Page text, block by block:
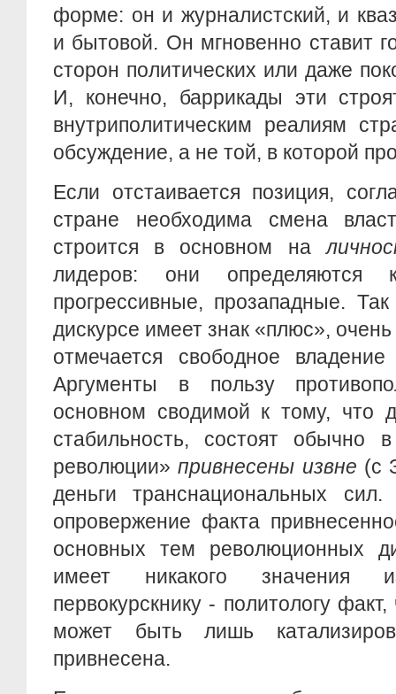
форме: он и журналистский, и
и бытовой. Он мгновенно ставит
сторон политических или даже
И, конечно, баррикады эти
внутриполитическим реалиям
обсуждение, а не той, в которой
Если отстаивается позиция,
стране необходима смена
строится в основном на
лидеров: они определяются
прогрессивные, прозападные.
дискурсе имеет знак «плюс»,
отмечается свободное
Аргументы в пользу
основном сводимой к тому, что
стабильность, состоят обычно
революции»привнесены извне (с
деньги транснациональных сил.
опровержение факта
основных тем революционных
имеет никакого значения
первокурскнику - политологу
может быть лишь
привнесена.